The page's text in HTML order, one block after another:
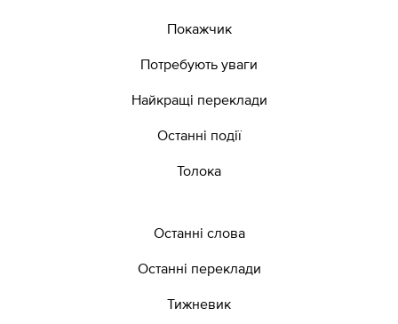
Покажчик
Потребують уваги
Найкращі переклади
Останні події
Толока
Останні слова
Останні переклади
Тижневик